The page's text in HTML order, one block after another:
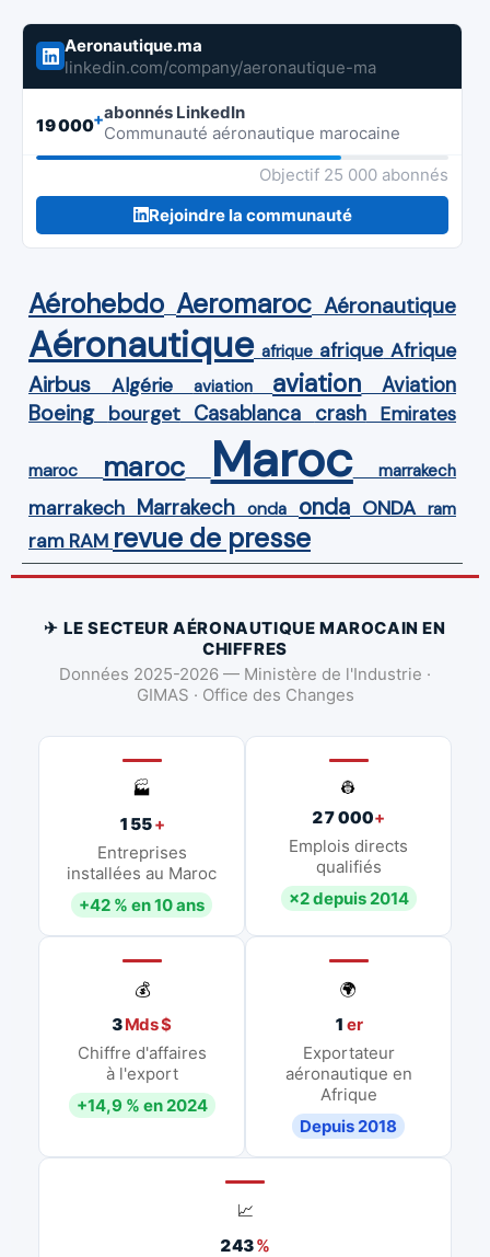
Aeronautique.ma
linkedin.com/company/aeronautique-ma
19 000+abonnés LinkedIn
Communauté aéronautique marocaine
Objectif 25 000 abonnés
Rejoindre la communauté
Aérohebdo Aeromaroc Aéronautique
Aéronautique afrique afrique Afrique
Airbus Algérie aviation aviation Aviation
Boeing bourget Casablanca crash Emirates
maroc maroc Maroc marrakech
marrakech Marrakech onda onda ONDA ram
ram RAM revue de presse
✈ LE SECTEUR AÉRONAUTIQUE MAROCAIN EN
CHIFFRES
Données 2025-2026 — Ministère de l'Industrie ·
GIMAS · Office des Changes
🏭
155+
Entreprises
installées au Maroc
+42 % en 10 ans
👷
27 000+
Emplois directs
qualifiés
×2 depuis 2014
💰
3Mds $
Chiffre d'affaires
à l'export
+14,9 % en 2024
🌍
1 er
Exportateur
aéronautique en
Afrique
Depuis 2018
📈
243%